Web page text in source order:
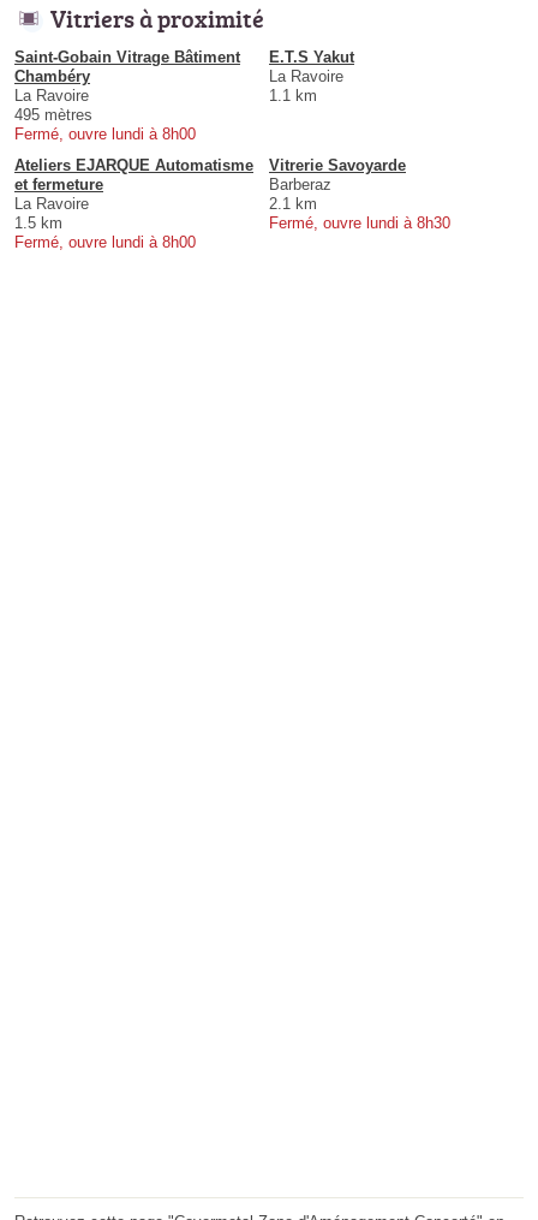
Vitriers à proximité
Saint-Gobain Vitrage Bâtiment
Chambéry
La Ravoire
495 mètres
Fermé, ouvre lundi à 8h00
E.T.S Yakut
La Ravoire
1.1 km
Ateliers EJARQUE Automatisme
et fermeture
La Ravoire
1.5 km
Fermé, ouvre lundi à 8h00
Vitrerie Savoyarde
Barberaz
2.1 km
Fermé, ouvre lundi à 8h30